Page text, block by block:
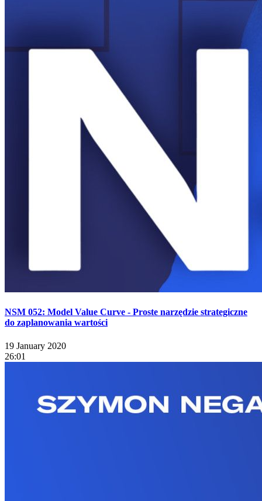
NSM 052: Model Value Curve - Proste narzędzie strategiczne
do zaplanowania wartości
19 January 2020
26:01